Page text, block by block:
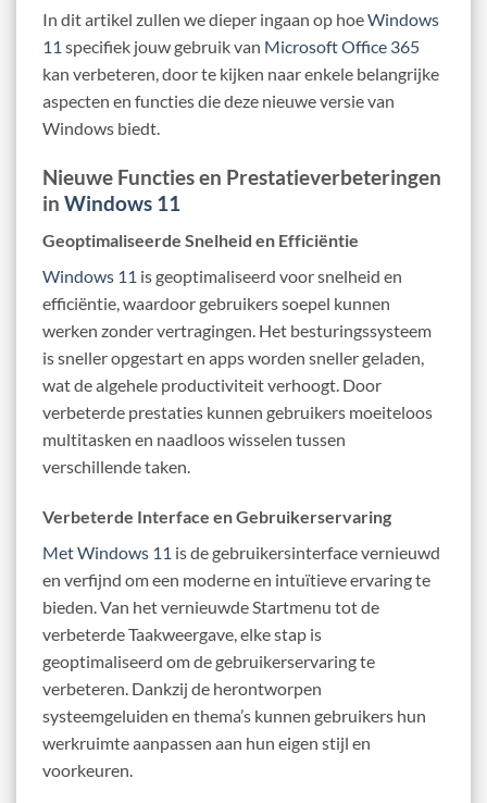
In dit artikel zullen we dieper ingaan op hoeWindows
11 specifiek jouw gebruik van Microsoft Office 365
kan verbeteren, door te kijken naar enkele belangrijke
aspecten en functies die deze nieuwe versie van
Windows biedt.
Nieuwe Functies en Prestatieverbeteringen
in Windows 11
Geoptimaliseerde Snelheid en Efficiëntie
Windows 11 is geoptimaliseerd voor snelheid en
efficiëntie, waardoor gebruikers soepel kunnen
werken zonder vertragingen. Het besturingssysteem
is sneller opgestart en apps worden sneller geladen,
wat de algehele productiviteit verhoogt. Door
verbeterde prestaties kunnen gebruikers moeiteloos
multitasken en naadloos wisselen tussen
verschillende taken.
Verbeterde Interface en Gebruikerservaring
Met Windows 11 is de gebruikersinterface vernieuwd
en verfijnd om een moderne en intuïtieve ervaring te
bieden. Van het vernieuwde Startmenu tot de
verbeterde Taakweergave, elke stap is
geoptimaliseerd om de gebruikerservaring te
verbeteren. Dankzij de herontworpen
systeemgeluiden en thema’s kunnen gebruikers hun
werkruimte aanpassen aan hun eigen stijl en
voorkeuren.